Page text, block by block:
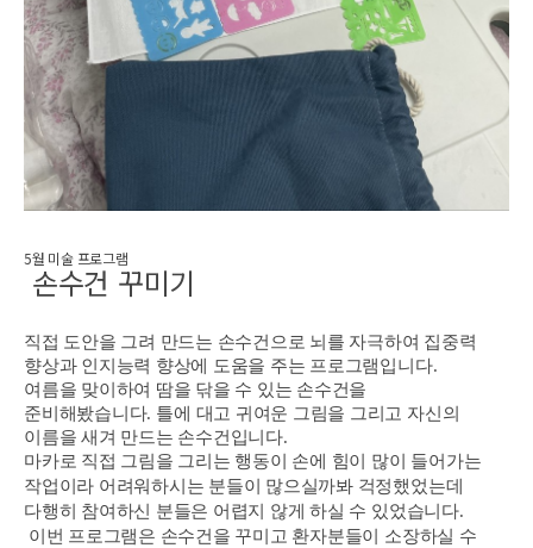
5월 미술 프로그램
손수건 꾸미기
직접 도안을 그려 만드는 손수건으로 뇌를 자극하여 집중력
향상과 인지능력 향상에 도움을 주는 프로그램입니다.
여름을 맞이하여 땀을 닦을 수 있는 손수건을
준비해봤습니다. 틀에 대고 귀여운 그림을 그리고 자신의
이름을 새겨 만드는 손수건입니다.
마카로 직접 그림을 그리는 행동이 손에 힘이 많이 들어가는
작업이라 어려워하시는 분들이 많으실까봐 걱정했었는데
다행히 참여하신 분들은 어렵지 않게 하실 수 있었습니다.
이번 프로그램은 손수건을 꾸미고 환자분들이 소장하실 수